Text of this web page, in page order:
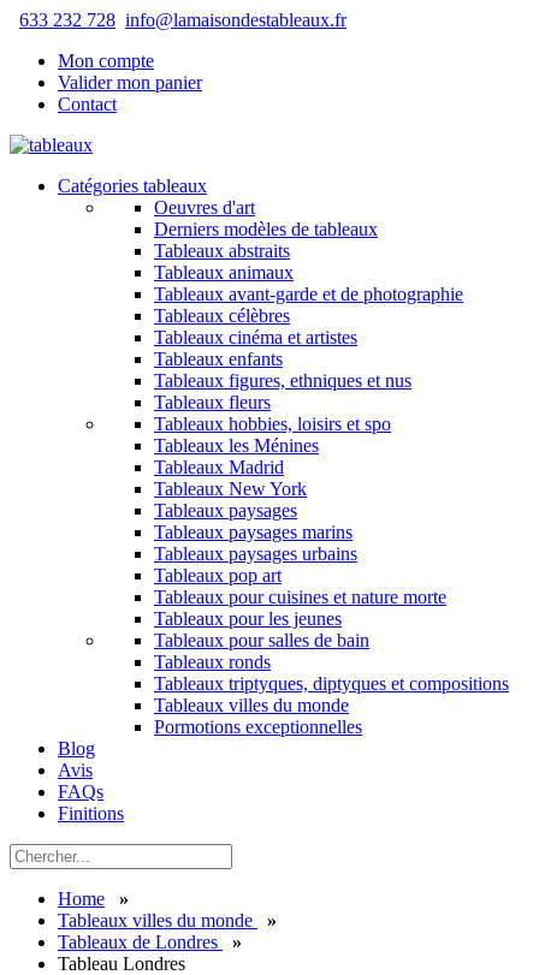
633 232 728 info@lamaisondestableaux.fr
Mon compte
Valider mon panier
Contact
Catégories tableaux
Oeuvres d'art
Derniers modèles de tableaux
Tableaux abstraits
Tableaux animaux
Tableaux avant-garde et de photographie
Tableaux célèbres
Tableaux cinéma et artistes
Tableaux enfants
Tableaux figures, ethniques et nus
Tableaux fleurs
Tableaux hobbies, loisirs et spo
Tableaux les Ménines
Tableaux Madrid
Tableaux New York
Tableaux paysages
Tableaux paysages marins
Tableaux paysages urbains
Tableaux pop art
Tableaux pour cuisines et nature morte
Tableaux pour les jeunes
Tableaux pour salles de bain
Tableaux ronds
Tableaux triptyques, diptyques et compositions
Tableaux villes du monde
Pormotions exceptionnelles
Blog
Avis
FAQs
Finitions
Home
»
Tableaux villes du monde
»
Tableaux de Londres
»
Tableau Londres